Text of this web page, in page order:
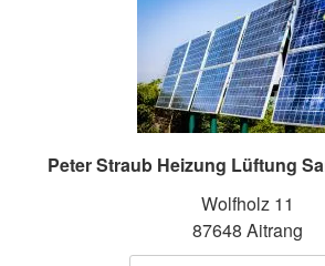
Peter Straub Heizung Lüftung
Wolfholz 11
87648 Aitrang